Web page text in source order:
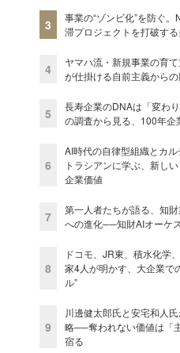
3
事業の“ゾンビ化”を防ぐ
滞プロジェクトを打破する
4
ヤマハ流・新規事業の育
が仕掛ける自前主義から
5
長寿企業のDNAは「変わ
の調査から見る、100年企
6
AI時代の自律型組織とカ
トラシアンに学ぶ、新し
企業価値
7
第一人者たちが語る、知
への進化──知財AIオーケ
8
ドコモ、JR東、積水化学
家4人が明かす、大企業で
ル”
9
川邊健太郎氏と安宅和人
略──奪われない価値は「
宿る